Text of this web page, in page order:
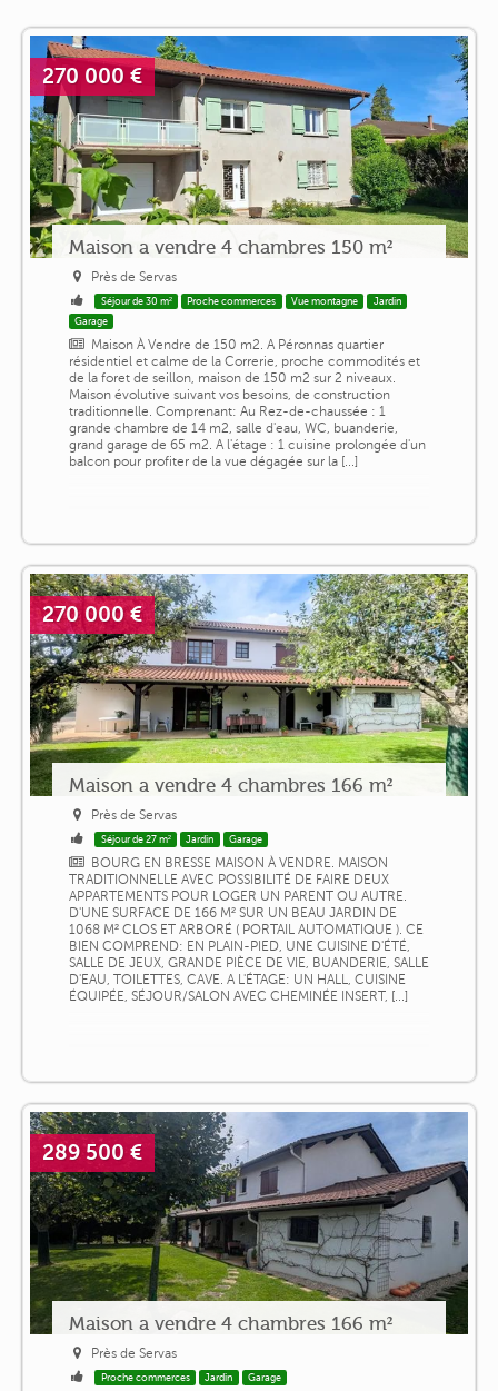
270 000 €
Maison a vendre 4 chambres 150 m²
Près de Servas
Séjour de 30 m² Proche commerces Vue montagne
Jardin
Garage
Maison À Vendre de 150 m2. A Péronnas quartier
résidentiel et calme de la Correrie, proche commodités et
de la foret de seillon, maison de 150 m2 sur 2 niveaux.
Maison évolutive suivant vos besoins, de construction
traditionnelle. Comprenant: Au Rez-de-chaussée : 1
grande chambre de 14 m2, salle d'eau, WC, buanderie,
grand garage de 65 m2. A l'étage : 1 cuisine prolongée d'un
balcon pour profiter de la vue dégagée sur la [...]
270 000 €
Maison a vendre 4 chambres 166 m²
Près de Servas
Séjour de 27 m² Jardin Garage
BOURG EN BRESSE MAISON À VENDRE. MAISON
TRADITIONNELLE AVEC POSSIBILITÉ DE FAIRE DEUX
APPARTEMENTS POUR LOGER UN PARENT OU AUTRE.
D'UNE SURFACE DE 166 M² SUR UN BEAU JARDIN DE
1068 M² CLOS ET ARBORÉ ( PORTAIL AUTOMATIQUE ). CE
BIEN COMPREND: EN PLAIN-PIED, UNE CUISINE D'ÉTÉ,
SALLE DE JEUX, GRANDE PIÈCE DE VIE, BUANDERIE, SALLE
D'EAU, TOILETTES, CAVE. A L'ÉTAGE: UN HALL, CUISINE
ÉQUIPÉE, SÉJOUR/SALON AVEC CHEMINÉE INSERT, [...]
289 500 €
Maison a vendre 4 chambres 166 m²
Près de Servas
Proche commerces Jardin Garage